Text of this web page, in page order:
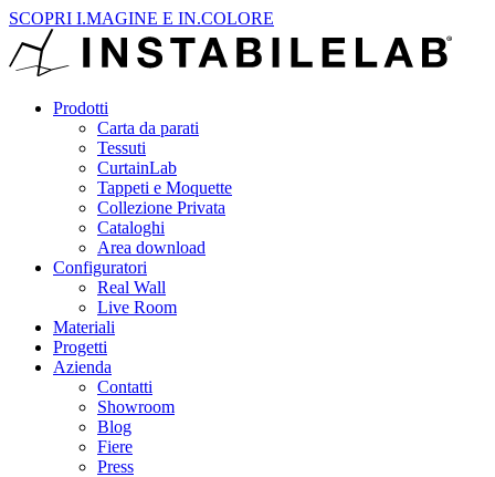
SCOPRI I.MAGINE E IN.COLORE
Prodotti
Carta da parati
Tessuti
CurtainLab
Tappeti e Moquette
Collezione Privata
Cataloghi
Area download
Configuratori
Real Wall
Live Room
Materiali
Progetti
Azienda
Contatti
Showroom
Blog
Fiere
Press